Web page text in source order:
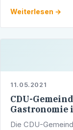
Weiterlesen →
11.05.2021
CDU-
Gastronomie
Die CDU-